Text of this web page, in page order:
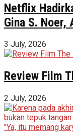
Netflix
Gina S. Noer,
3 July, 2026
Review Film
2 July, 2026